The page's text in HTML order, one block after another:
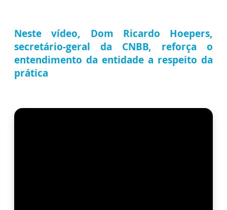
Neste vídeo, Dom Ricardo Hoepers,
secretário-geral da CNBB, reforça o
entendimento da entidade a respeito da
prática